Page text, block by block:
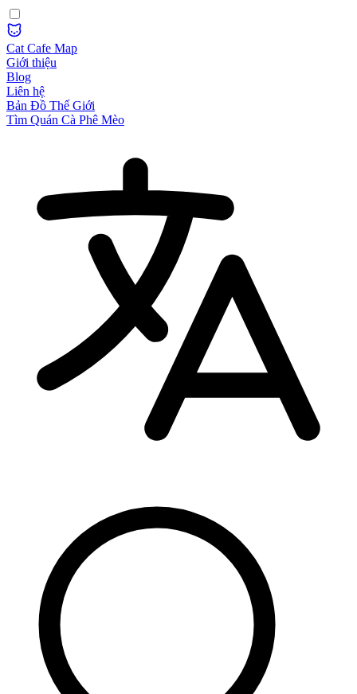
Cat Cafe Map
Giới thiệu
Blog
Liên hệ
Bản Đồ Thế Giới
Tìm Quán Cà Phê Mèo